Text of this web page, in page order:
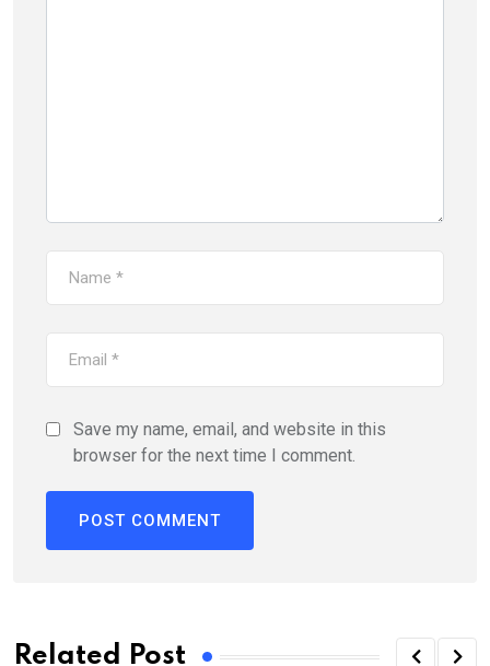
Save my name, email, and website in this
browser for the next time I comment.
Related Post